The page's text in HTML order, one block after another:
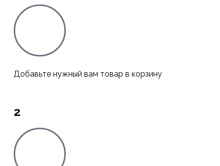
Добавьте нужный вам товар в корзину
2